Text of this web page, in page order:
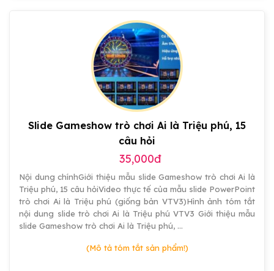
tranh
cổ
động
hợp
Dots
miễn
phí
chuyên
nghiệp
có
hiệu
ứng
đẹp
Slide Gameshow trò chơi Ai là Triệu phú, 15
câu hỏi
35,000đ
Nội dung chínhGiới thiệu mẫu slide Gameshow trò chơi Ai là
Triệu phú, 15 câu hỏiVideo thực tế của mẫu slide PowerPoint
trò chơi Ai là Triệu phú (giống bản VTV3)Hình ảnh tóm tắt
nội dung slide trò chơi Ai là Triệu phú VTV3 Giới thiệu mẫu
slide Gameshow trò chơi Ai là Triệu phú, …
(Mô tả tóm tắt sản phẩm!)